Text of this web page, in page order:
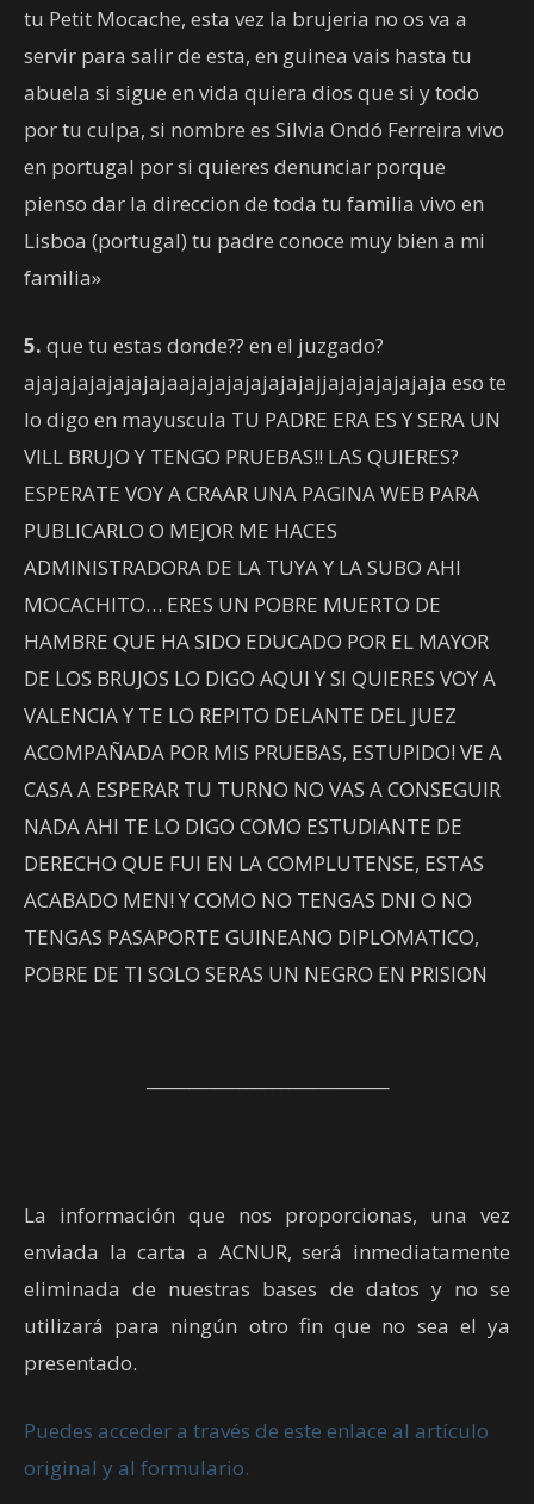
tu Petit Mocache, esta vez la brujeria no os va a
servir para salir de esta, en guinea vais hasta tu
abuela si sigue en vida quiera dios que si y todo
por tu culpa, si nombre es Silvia Ondó Ferreira vivo
en portugal por si quieres denunciar porque
pienso dar la direccion de toda tu familia vivo en
Lisboa (portugal) tu padre conoce muy bien a mi
familia»
5. que tu estas donde?? en el juzgado?
ajajajajajajajajaajajajajajajajajjajajajajajaja eso te
lo digo en mayuscula TU PADRE ERA ES Y SERA UN
VILL BRUJO Y TENGO PRUEBAS!! LAS QUIERES?
ESPERATE VOY A CRAAR UNA PAGINA WEB PARA
PUBLICARLO O MEJOR ME HACES
ADMINISTRADORA DE LA TUYA Y LA SUBO AHI
MOCACHITO… ERES UN POBRE MUERTO DE
HAMBRE QUE HA SIDO EDUCADO POR EL MAYOR
DE LOS BRUJOS LO DIGO AQUI Y SI QUIERES VOY A
VALENCIA Y TE LO REPITO DELANTE DEL JUEZ
ACOMPAÑADA POR MIS PRUEBAS, ESTUPIDO! VE A
CASA A ESPERAR TU TURNO NO VAS A CONSEGUIR
NADA AHI TE LO DIGO COMO ESTUDIANTE DE
DERECHO QUE FUI EN LA COMPLUTENSE, ESTAS
ACABADO MEN! Y COMO NO TENGAS DNI O NO
TENGAS PASAPORTE GUINEANO DIPLOMATICO,
POBRE DE TI SOLO SERAS UN NEGRO EN PRISION
La información que nos proporcionas, una vez
enviada la carta a ACNUR, será inmediatamente
eliminada de nuestras bases de datos y no se
utilizará para ningún otro fin que no sea el ya
presentado.
Puedes acceder a través de este enlace al artículo
original y al formulario.